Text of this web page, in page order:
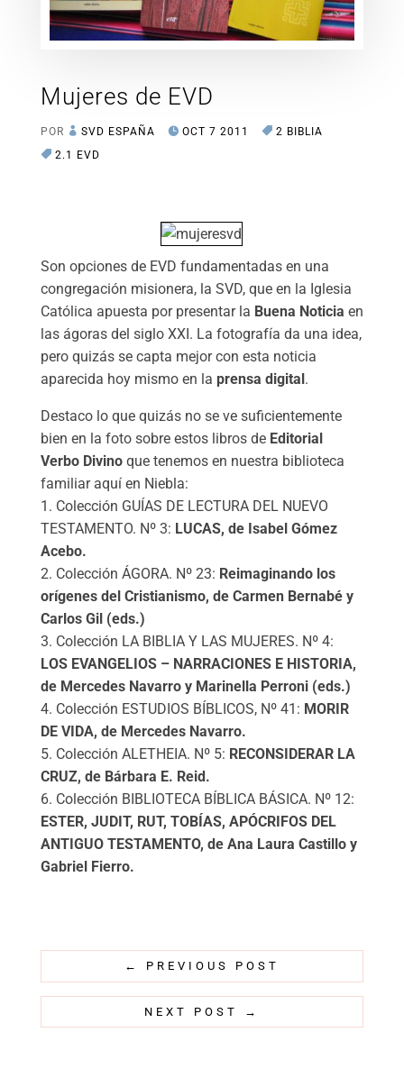
Mujeres de EVD
POR SVD ESPAÑA OCT 7 2011
2 BIBLIA
2.1 EVD
Son opciones de EVD fundamentadas en una
congregación misionera, la SVD, que en la Iglesia
Católica apuesta por presentar la Buena Noticia en
las ágoras del siglo XXI. La fotografía da una idea,
pero quizás se capta mejor con esta noticia
aparecida hoy mismo en la prensa digital.
Destaco lo que quizás no se ve suficientemente
bien en la foto sobre estos libros de Editorial
Verbo Divinoque tenemos en nuestra biblioteca
familiar aquí en Niebla:
1. Colección GUÍAS DE LECTURA DEL NUEVO
TESTAMENTO. Nº 3: LUCAS, de Isabel Gómez
Acebo.
2. Colección ÁGORA. Nº 23: Reimaginando los
orígenes del Cristianismo, de Carmen Bernabé y
Carlos Gil (eds.)
3. Colección LA BIBLIA Y LAS MUJERES. Nº 4:
LOS EVANGELIOS – NARRACIONES E HISTORIA,
de Mercedes Navarro y Marinella Perroni (eds.)
4. Colección ESTUDIOS BÍBLICOS, Nº 41: MORIR
DE VIDA, de Mercedes Navarro.
5. Colección ALETHEIA. Nº 5: RECONSIDERAR LA
CRUZ, de Bárbara E. Reid.
6. Colección BIBLIOTECA BÍBLICA BÁSICA. Nº 12:
ESTER, JUDIT, RUT, TOBÍAS, APÓCRIFOS DEL
ANTIGUO TESTAMENTO, de Ana Laura Castillo y
Gabriel Fierro.
← PREVIOUS POST
NEXT POST →